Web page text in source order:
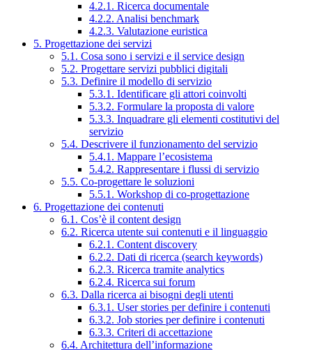
4.2.1. Ricerca documentale
4.2.2. Analisi benchmark
4.2.3. Valutazione euristica
5. Progettazione dei servizi
5.1. Cosa sono i servizi e il service design
5.2. Progettare servizi pubblici digitali
5.3. Definire il modello di servizio
5.3.1. Identificare gli attori coinvolti
5.3.2. Formulare la proposta di valore
5.3.3. Inquadrare gli elementi costitutivi del
servizio
5.4. Descrivere il funzionamento del servizio
5.4.1. Mappare l’ecosistema
5.4.2. Rappresentare i flussi di servizio
5.5. Co-progettare le soluzioni
5.5.1. Workshop di co-progettazione
6. Progettazione dei contenuti
6.1. Cos’è il content design
6.2. Ricerca utente sui contenuti e il linguaggio
6.2.1. Content discovery
6.2.2. Dati di ricerca (search keywords)
6.2.3. Ricerca tramite analytics
6.2.4. Ricerca sui forum
6.3. Dalla ricerca ai bisogni degli utenti
6.3.1. User stories per definire i contenuti
6.3.2. Job stories per definire i contenuti
6.3.3. Criteri di accettazione
6.4. Architettura dell’informazione